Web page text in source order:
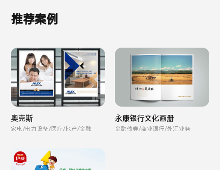
推荐案例
奥克斯
家电/电力设备/医疗/地产/金融
永康银行文化画册
金融债券/商业银行/外汇业务